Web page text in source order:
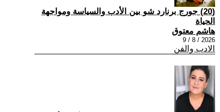
(20) جورج برنارد شو بين الأدب والسياسة ومواجهة
الحياة
هاشم معتوق
2026 / 8 / 9
الادب والفن